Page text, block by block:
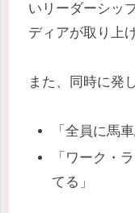
いリーダーシッ
ディアが取り上
また、同時に発
「全員に馬
「ワーク・
てる」